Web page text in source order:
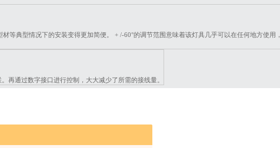
等典型情况下的安装变得更加简便。 + /-60°的调节范围意味着该灯具几乎可以在任何地方使用，
再通过数字接口进行控制，大大减少了所需的接线量。